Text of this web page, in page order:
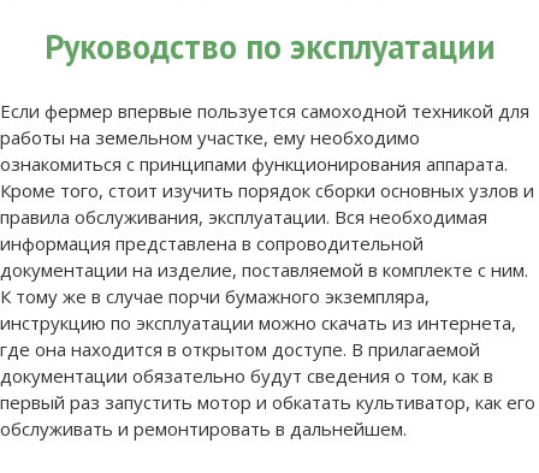
Руководство по эксплуатации
Если фермер впервые пользуется самоходной техникой для
работы на земельном участке, ему необходимо
ознакомиться с принципами функционирования аппарата.
Кроме того, стоит изучить порядок сборки основных узлов и
правила обслуживания, эксплуатации. Вся необходимая
информация представлена в сопроводительной
документации на изделие, поставляемой в комплекте с ним.
К тому же в случае порчи бумажного экземпляра,
инструкцию по эксплуатации можно скачать из интернета,
где она находится в открытом доступе. В прилагаемой
документации обязательно будут сведения о том, как в
первый раз запустить мотор и обкатать культиватор, как его
обслуживать и ремонтировать в дальнейшем.